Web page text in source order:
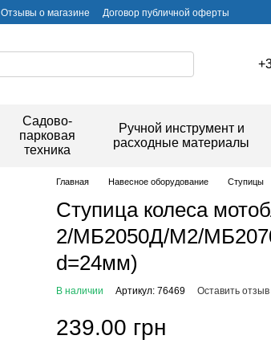
Отзывы о магазине
Договор публичной оферты
Садово-
парковая
техника
Ручной инструмент и
расходные материалы
Главная Навесное оборудование Ступицы
Ступица колеса
2/МБ2050Д/М2/
d=24мм)
В наличии Артикул: 76469 Оставить отзыв
239.00 грн